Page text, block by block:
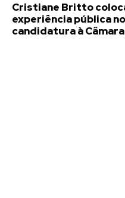
Cristiane Britto
experiência pública
candidatura à